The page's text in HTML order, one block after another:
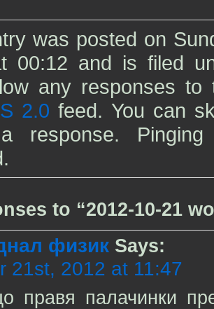
was posted on
00:12 and is filed
any responses to
2.0 feed. You can
response.
to “2012-10-21
физикSays:
21st, 2012 at 11:47
правя палачинки